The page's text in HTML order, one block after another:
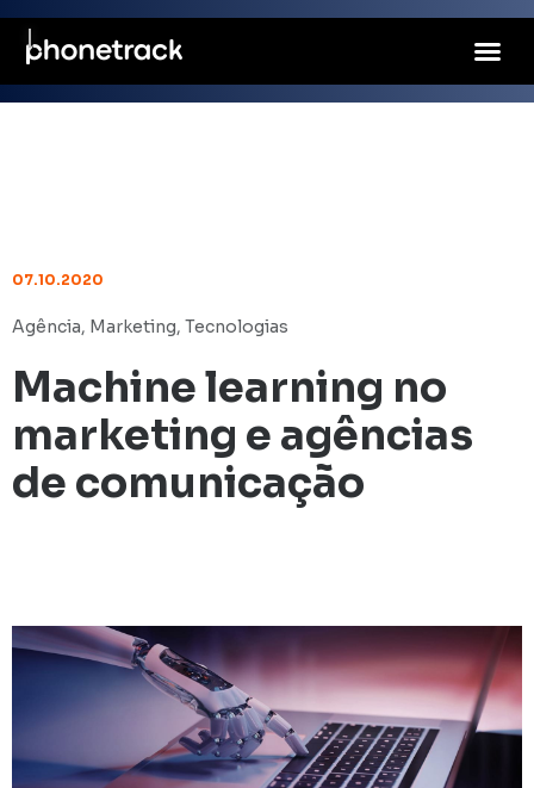
07.10.2020
Agência, Marketing, Tecnologias
Machine learning no
marketing e agências
de comunicação